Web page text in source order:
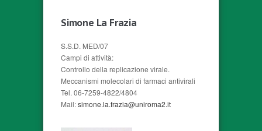
Simone La Frazia
S.S.D. MED/07
Campi di attività:
Controllo della replicazione virale.
Meccanismi molecolari di farmaci antivirali
Tel. 06-7259-4822/4804
Mail:simone.la.frazia@uniroma2.it